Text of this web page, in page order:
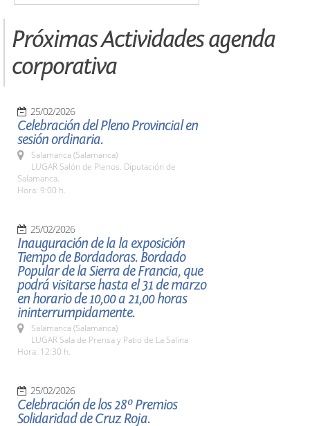
Próximas Actividades agenda
corporativa
25/02/2026
Celebración del Pleno Provincial en
sesión ordinaria.
Salamanca (Salamanca)
LUGAR Salón de Plenos. Diputación de
Salamanca.
Hora: 9:00 h.
25/02/2026
Inauguración de la la exposición
Tiempo de Bordadoras. Bordado
Popular de la Sierra de Francia, que
podrá visitarse hasta el 31 de marzo
en horario de 10,00 a 21,00 horas
ininterrumpidamente.
Salamanca (Salamanca)
LUGAR Sala de Prensa y Patio de La Salina
Hora: 12:30 h.
25/02/2026
Celebración de los 28º Premios
Solidaridad de Cruz Roja.